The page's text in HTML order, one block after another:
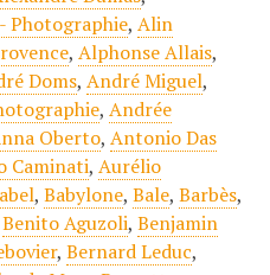
Photographie, Alin
, Alphonse Allais,
Doms, André Miguel,
, Andrée
Oberto, Antonio Das
Caminati, Aurélio
, Babylone, Bale, Barbès,
Benito Aguzoli, Benjamin
, Bernard Leduc,